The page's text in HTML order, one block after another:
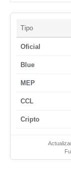
Tipo
Oficial
Blue
MEP
CCL
Cripto